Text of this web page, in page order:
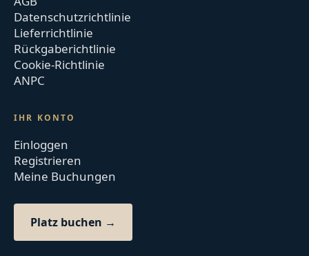
Datenschutzrichtlinie
Lieferrichtlinie
Rückgaberichtlinie
Cookie-Richtlinie
ANPC
IHR KONTO
Einloggen
Registrieren
Meine Buchungen
Platz buchen →